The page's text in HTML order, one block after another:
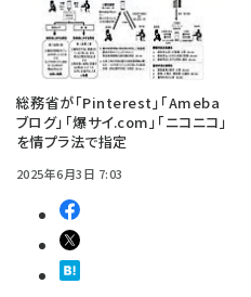
総務省が「Pinterest」「Ameba
ブログ」「爆サイ.com」「ニコニコ」
を情プラ法で指定
2025年6月3日 7:03